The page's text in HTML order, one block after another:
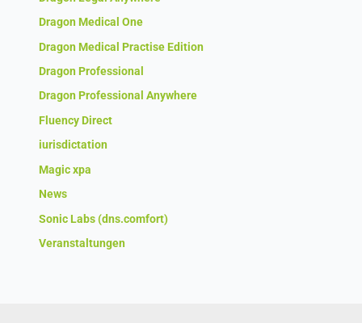
Dragon Medical One
Dragon Medical Practise Edition
Dragon Professional
Dragon Professional Anywhere
Fluency Direct
iurisdictation
Magic xpa
News
Sonic Labs (dns.comfort)
Veranstaltungen